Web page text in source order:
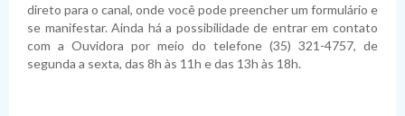
direto para o canal, onde você pode preencher um formulário e
se manifestar. Ainda há a possibilidade de entrar em contato
com a Ouvidora por meio do telefone (35) 321-4757, de
segunda a sexta, das 8h às 11h e das 13h às 18h.